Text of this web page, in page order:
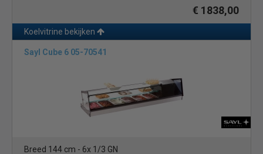
€ 1838,00
Koelvitrine bekijken
Sayl Cube 6 05-70541
Breed 144 cm - 6x 1/3 GN